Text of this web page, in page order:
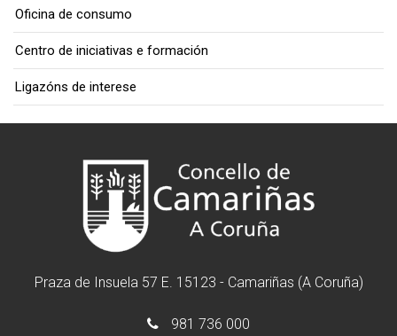
Oficina de consumo
Centro de iniciativas e formación
Ligazóns de interese
Praza de Insuela 57 E. 15123 - Camariñas (A Coruña)
981 736 000